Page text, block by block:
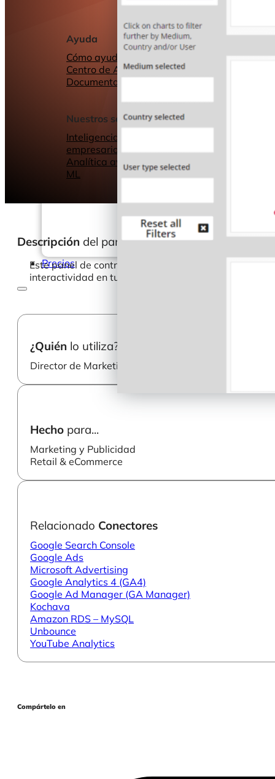
Ayuda
Cómo ayudamos
Centro de Ayuda y
Documentación
Nuestros servicios
Inteligencia
empresarial
Analítica avanzada y
ML
Cuadros de
Precios
Descripción del panel de control
Este panel de control te permite profundizar en el
interactividad en tu panel de control con sencillas
¿Quién lo utiliza?
Director de Marketing
Hecho para...
Marketing y Publicidad
Retail & eCommerce
Relacionado Conectores
Google Search Console
Google Ads
Microsoft Advertising
Google Analytics 4 (GA4)
Google Ad Manager (GA Manager)
Kochava
Amazon RDS – MySQL
Unbounce
YouTube Analytics
Compártelo en